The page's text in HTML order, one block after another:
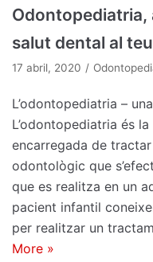
Odontopediatria,
salut dental al
17 abril, 2020
L’odontopediatria –
L’odontopediatria és
encarregada de
odontològic que
que es realitza en un
pacient infantil
per realitzar un
More »